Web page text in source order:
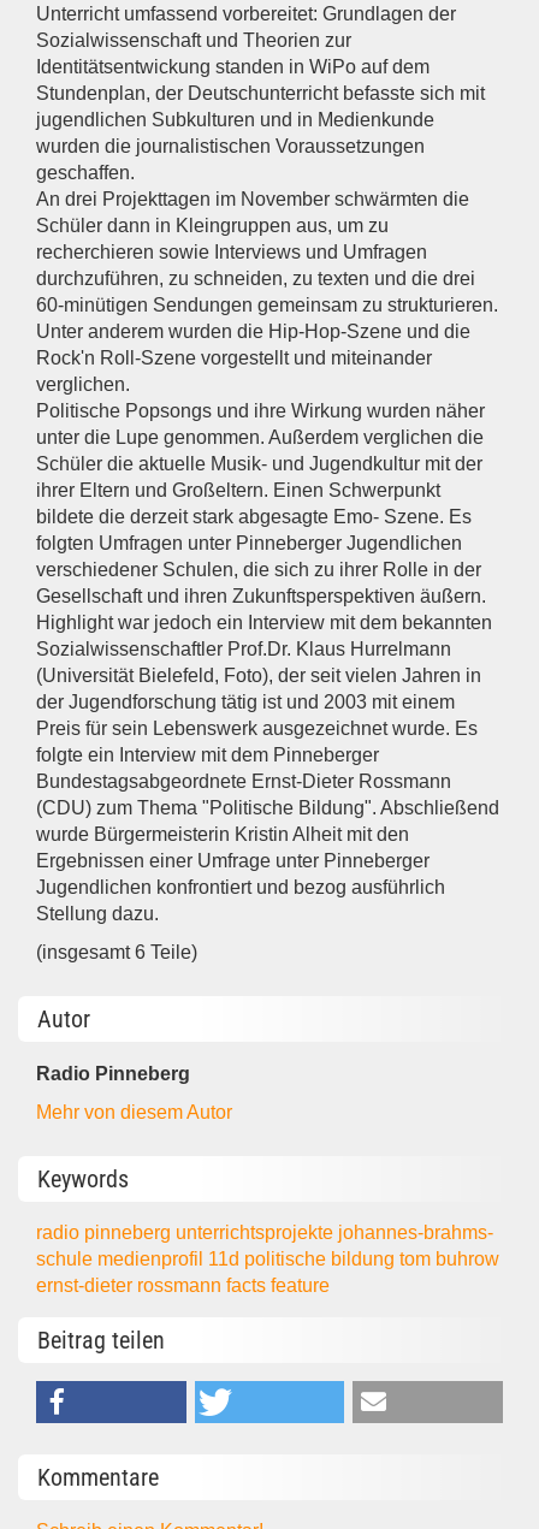
Unterricht umfassend vorbereitet: Grundlagen der
Sozialwissenschaft und Theorien zur
Identitätsentwickung standen in WiPo auf dem
Stundenplan, der Deutschunterricht befasste sich mit
jugendlichen Subkulturen und in Medienkunde
wurden die journalistischen Voraussetzungen
geschaffen.
An drei Projekttagen im November schwärmten die
Schüler dann in Kleingruppen aus, um zu
recherchieren sowie Interviews und Umfragen
durchzuführen, zu schneiden, zu texten und die drei
60-minütigen Sendungen gemeinsam zu strukturieren.
Unter anderem wurden die Hip-Hop-Szene und die
Rock'n Roll-Szene vorgestellt und miteinander
verglichen.
Politische Popsongs und ihre Wirkung wurden näher
unter die Lupe genommen. Außerdem verglichen die
Schüler die aktuelle Musik- und Jugendkultur mit der
ihrer Eltern und Großeltern. Einen Schwerpunkt
bildete die derzeit stark abgesagte Emo- Szene. Es
folgten Umfragen unter Pinneberger Jugendlichen
verschiedener Schulen, die sich zu ihrer Rolle in der
Gesellschaft und ihren Zukunftsperspektiven äußern.
Highlight war jedoch ein Interview mit dem bekannten
Sozialwissenschaftler Prof.Dr. Klaus Hurrelmann
(Universität Bielefeld, Foto), der seit vielen Jahren in
der Jugendforschung tätig ist und 2003 mit einem
Preis für sein Lebenswerk ausgezeichnet wurde. Es
folgte ein Interview mit dem Pinneberger
Bundestagsabgeordnete Ernst-Dieter Rossmann
(CDU) zum Thema "Politische Bildung". Abschließend
wurde Bürgermeisterin Kristin Alheit mit den
Ergebnissen einer Umfrage unter Pinneberger
Jugendlichen konfrontiert und bezog ausführlich
Stellung dazu.
(insgesamt 6 Teile)
Autor
Radio Pinneberg
Mehr von diesem Autor
Keywords
radio pinneberg unterrichtsprojekte johannes-brahms-
schule medienprofil 11d politische bildungtom buhrow
ernst-dieter rossmannfactsfeature
Beitrag teilen
Kommentare